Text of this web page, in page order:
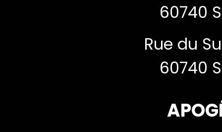
60740
Rue du
60740